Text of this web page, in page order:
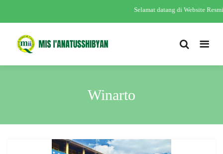
Selamat datang di Website
Winarto